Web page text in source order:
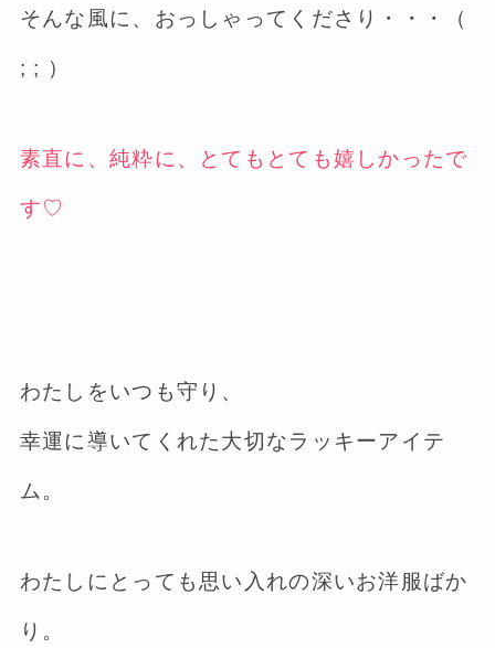
そんな風に、おっしゃってくださり・・・（
; ; ）
素直に、純粋に、とてもとても嬉しかったで
す♡
わたしをいつも守り、
幸運に導いてくれた大切なラッキーアイテ
ム。
わたしにとっても思い入れの深いお洋服ばか
り。